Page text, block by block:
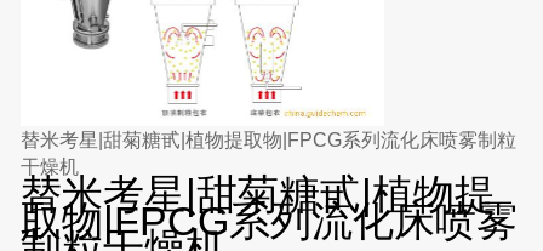
替米考星|甜菊糖甙|植物提取物|FPCG系列流化床喷雾制粒
干燥机
替米考星|甜菊糖甙|植物提
取物|FPCG系列流化床喷雾